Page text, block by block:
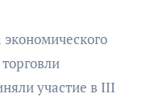
участие в III